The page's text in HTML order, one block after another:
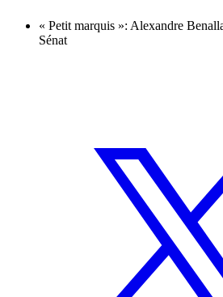
« Petit marquis »: Alexandre
Sénat